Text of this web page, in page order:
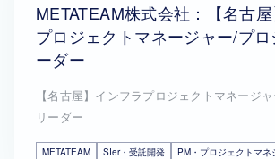
METATEAM株式会社：【名古
プロジェクトマネージャー/プロ
ーダー
【名古屋】インフラプロジェクトマネージ
リーダー
METATEAM SIer・受託開発 PM・プロジェクトマネ